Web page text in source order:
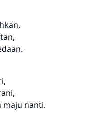
maju nanti.